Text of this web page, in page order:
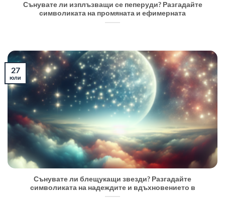
Сънувате ли изплъзващи се пеперуди? Разгадайте
символиката на промяната и ефимерната
Сънувате ли блещукащи звезди? Разгадайте
символиката на надеждите и вдъхновението в
27
юли